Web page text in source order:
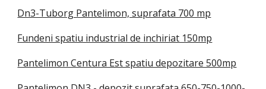
Dn3-Tuborg Pantelimon, suprafata 700 mp
Fundeni spatiu industrial de inchiriat 150mp
Pantelimon Centura Est spatiu depozitare 500mp